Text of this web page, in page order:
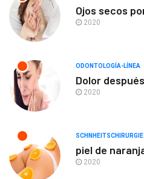
Ojos secos
2020
ODONTOLOGÍA-LÍNEA
Dolor
2020
SCHNHEITSCHIRURGIE
piel de
2020